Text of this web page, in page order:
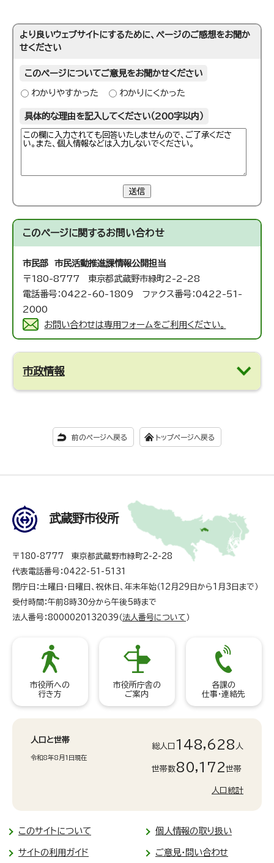
より良いウェブサイトにするために、ページのご感想をお聞か
せください
このページについてご意見をお聞かせください
わかりやすかった わかりにくかった
具体的な理由を記入してください（200字以内）
送信
このページに関するお問い合わせ
市民部 市民活動推進課情報公開担当
〒180-8777 東京都武蔵野市緑町2-2-28
電話番号：0422-60-1809 ファクス番号：0422-51-
2000
お問い合わせは専用フォームをご利用ください。
市政情報
前のページへ戻る トップページへ戻る
武蔵野市役所
〒180-8777 東京都武蔵野市緑町2-2-28
代表電話番号：0422-51-5131
閉庁日：土曜日・日曜日、祝休日、年末年始（12月29日から1月3日まで）
受付時間：午前8時30分から午後5時まで
法人番号：8000020132039（ 法人番号について ）
市役所への
行き方
市役所庁舎の
ご案内
各課の
仕事・連絡先
人口と世帯
令和8年8月1日現在
総人口 148,628 人
世帯数80,172世帯
人口統計
このサイトについて 個人情報の取り扱い
サイトの利用ガイド ご意見・問い合わせ